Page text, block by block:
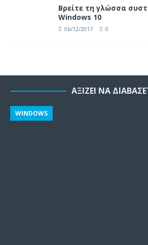
Βρείτε τη γλώσσα
Windows 10
06/12/2017 0
ΑΞΊΖΕΙ ΝΑ
WINDOWS